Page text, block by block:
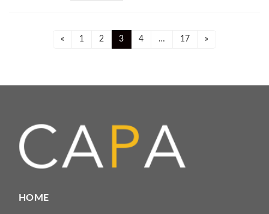
ー
シ
ン
« Page
1 Page
2 Page
3 Page
4 … Page
17 »
HOME